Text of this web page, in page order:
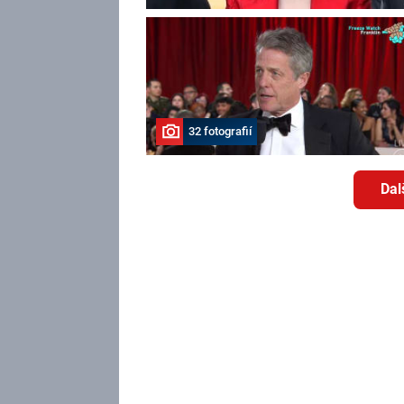
32 fotografií